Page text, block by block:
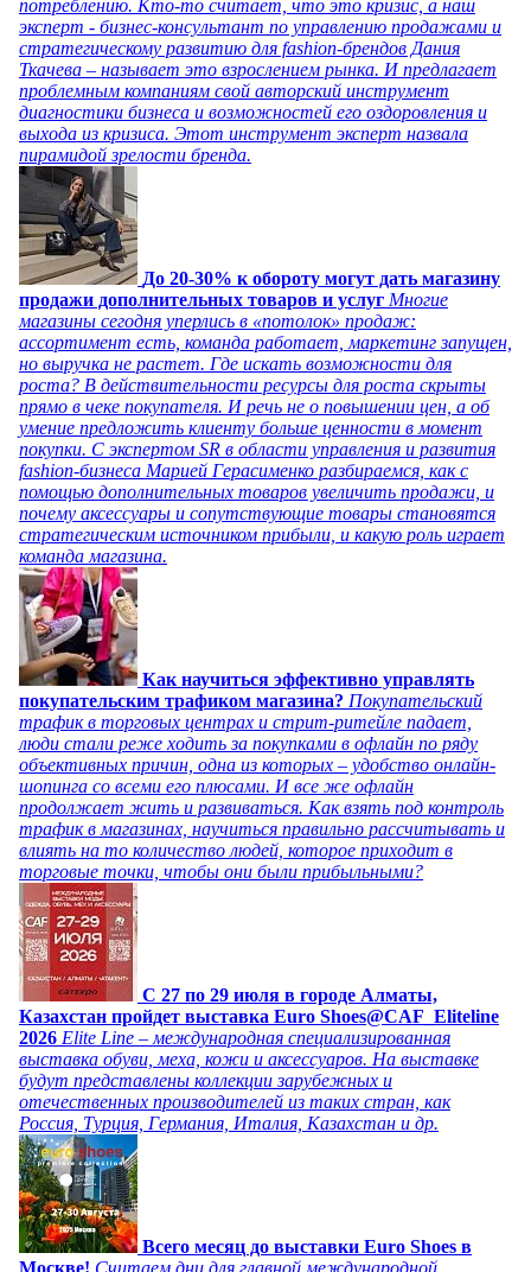
потреблению. Кто-то считает, что это кризис, а наш
эксперт - бизнес-консультант по управлению продажами и
стратегическому развитию для fashion-брендов Дания
Ткачева – называет это взрослением рынка. И предлагает
проблемным компаниям свой авторский инструмент
диагностики бизнеса и возможностей его оздоровления и
выхода из кризиса. Этот инструмент эксперт назвала
пирамидой зрелости бренда.
До 20-30% к обороту могут дать магазину
продажи дополнительных товаров и услуг Многие
магазины сегодня уперлись в «потолок» продаж:
ассортимент есть, команда работает, маркетинг запущен,
но выручка не растет. Где искать возможности для
роста? В действительности ресурсы для роста скрыты
прямо в чеке покупателя. И речь не о повышении цен, а об
умение предложить клиенту больше ценности в момент
покупки. С экспертом SR в области управления и развития
fashion-бизнеса Марией Герасименко разбираемся, как с
помощью дополнительных товаров увеличить продажи, и
почему аксессуары и сопутствующие товары становятся
стратегическим источником прибыли, и какую роль играет
команда магазина.
Как научиться эффективно управлять
покупательским трафиком магазина? Покупательский
трафик в торговых центрах и стрит-ритейле падает,
люди стали реже ходить за покупками в офлайн по ряду
объективных причин, одна из которых – удобство онлайн-
шопинга со всеми его плюсами. И все же офлайн
продолжает жить и развиваться. Как взять под контроль
трафик в магазинах, научиться правильно рассчитывать и
влиять на то количество людей, которое приходит в
торговые точки, чтобы они были прибыльными?
C 27 по 29 июля в городе Алматы,
Казахстан пройдет выставка Euro Shoes@CAF_Eliteline
2026 Elite Line – международная специализированная
выставка обуви, меха, кожи и аксессуаров. На выставке
будут представлены коллекции зарубежных и
отечественных производителей из таких стран, как
Россия, Турция, Германия, Италия, Казахстан и др.
Всего месяц до выставки Euro Shoes в